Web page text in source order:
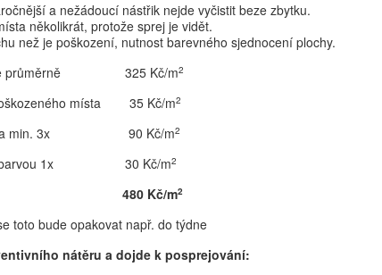
a nežádoucí nástřik nejde vyčistit beze zbytku.
několikrát, protože sprej je vidět.
než je poškození, nutnost barevného sjednocení plochy.
průměrně 325 Kč/m2
místa 35 Kč/m2
místa min. 3x 90 Kč/m2
barvou 1x 30 Kč/m2
480 Kč/m2
toto bude opakovat např. do týdne
nátěru a dojde k posprejování: